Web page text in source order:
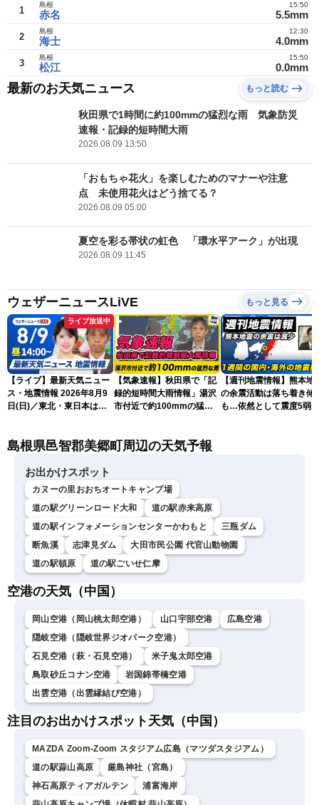
1 赤名
島根
5.5mm
15:50
2 海士
島根
4.0mm
12:30
3 松江
島根
0.0mm
15:50
最新のお天気ニュース もっと読む
秋田県で1時間に約100mmの猛烈な雨 気象防災
速報・記録的短時間大雨
2026.08.09 13:50
「おもちゃ花火」を楽しむためのマナーや注意
点 未使用花火はどう捨てる？
2026.08.09 05:00
夏空を彩る帯状の虹色 「環水平アーク」が出現
2026.08.09 11:45
ウェザーニュースLiVE もっと見る
ライブ放送中
【ライブ】最新天気ニュー
ス・地震情報 2026年8月9
日(日)／東北・東日本は急
小川千奈／芳野達郎〉
【気象速報】秋田県で「記
録的短時間大雨情報」湯沢
市付近で約100mmの猛烈
【週刊地震情報】熊本地
の余震活動は落ち着き傾
も…依然として震度5弱警
島根県邑智郡美郷町周辺の天気予報
お出かけスポット
カヌーの里おおちオートキャンプ場
道の駅グリーンロード大和
道の駅赤来高原
道の駅インフォメーションセンターかわもと
三瓶ダム
断魚溪
志津見ダム
大田市民公園 代官山動物園
道の駅頓原
道の駅ごいせ仁摩
空港の天気（中国）
岡山空港（岡山桃太郎空港） 山口宇部空港
広島空港
隠岐空港（隠岐世界ジオパーク空港）
石見空港（萩・石見空港）
米子鬼太郎空港
鳥取砂丘コナン空港
岩国錦帯橋空港
出雲空港（出雲縁結び空港）
注目のお出かけスポット天気（中国）
MAZDA Zoom-Zoom スタジアム広島（マツダスタジアム）
道の駅蒜山高原
厳島神社（宮島）
神石高原ティアガルテン
浦富海岸